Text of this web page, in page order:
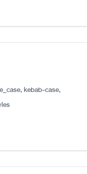
kebab-case,